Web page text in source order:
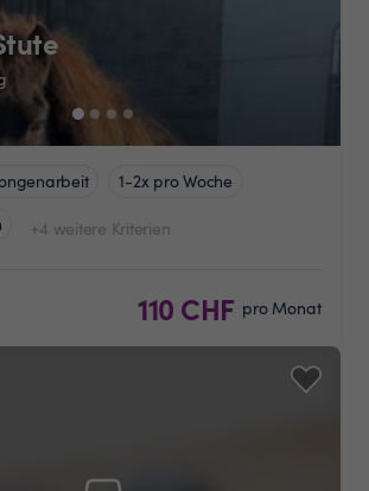
1-2x pro Woche
+4 weitere Kriterien
110 CHF pro Monat